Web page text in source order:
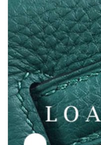
联系我们获得价格